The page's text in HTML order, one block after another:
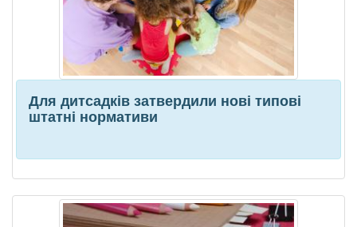
Для дитсадків затвердили нові типові
штатні нормативи